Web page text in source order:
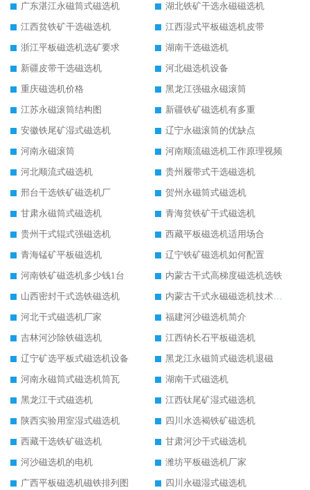
广东湛江永磁筒式磁选机
湖北铁矿干选永磁磁选机
江西贫铁矿干选磁选机
江西湿式平板磁选机皮带
浙江平板磁选机选矿要求
湖南干选磁选机
新疆皮带干选磁选机
河北磁选机设备
重庆磁选机价格
黑龙江强磁永磁滚筒
江苏永磁滚筒结构图
新疆铁矿磁选机有多重
安徽铁尾矿湿式磁选机
辽宁永磁滚筒的优缺点
河南永磁滚筒
河南顺流磁选机工作原理视频
河北顺流式磁选机
贵州履带式干选磁选机
邢台干选铁矿磁选机厂
贺州永磁筒式磁选机
甘肃永磁筒式磁选机
青海贫铁矿干式磁选机
贵州干式辊式强磁选机
西藏平板磁选机适用场合
青海锰矿平板磁选机
辽宁铁矿磁选机如何配置
河南铁矿磁选机多少钱1台
内蒙古干式高梯度磁选机选铁
山西密封干式选铁磁选机
内蒙古干式永磁磁选机技术要求
河北干式磁选机厂家
福建河沙磁选机简介
吉林河沙除铁磁选机
江西钠长石平板磁选机
辽宁矿选平板式磁选机设备
黑龙江永磁筒式磁选机退磁
河南永磁筒式磁选机筒瓦
湖南干式磁选机
黑龙江干式磁选机
江西钛尾矿湿式磁选机
陕西实验用室湿式磁选机
四川水选褐铁矿磁选机
西藏干选铁矿磁选机
甘肃河沙干式磁选机
河沙磁选机的电机
潍坊平板磁选机厂家
广西平板磁选机磁铁排列图
四川永磁湿式磁选机